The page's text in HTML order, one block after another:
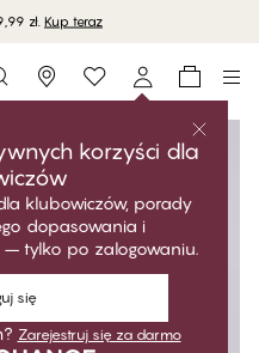
zł. Kup teraz
Storefinder
korzyści dla
klubowiczów, porady
dopasowania i
– tylko po zalogowaniu.
się
Zarejestruj się za darmo